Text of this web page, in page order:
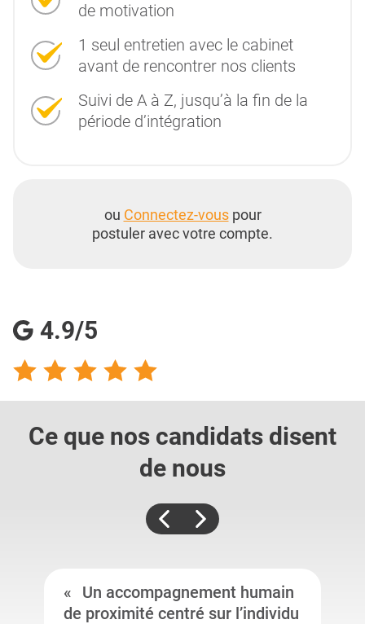
de motivation
1 seul entretien avec le cabinet
avant de rencontrer nos clients
Suivi de A à Z, jusqu’à la fin de la
période d’intégration
ou Connectez-vouspour
postuler avec votre compte.
4.9/5
Ce que nos candidats disent
de nous
Un accompagnement humain
de proximité centré sur l’individu